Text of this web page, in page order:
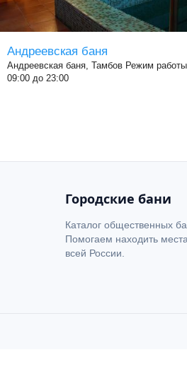
Андреевская баня
Андреевская баня, Тамбов Режим
09:00 до 23:00
Городские бани
Каталог общественных
Помогаем находить
всей России.